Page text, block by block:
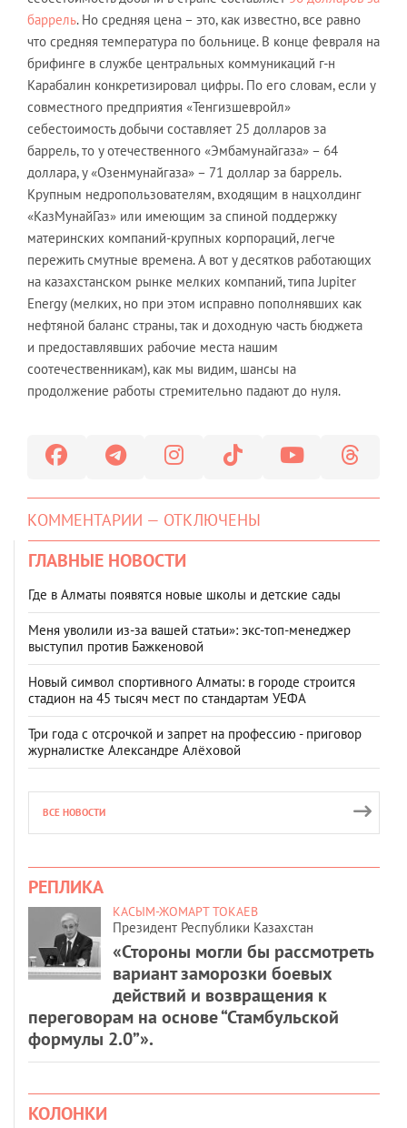
баррель. Но средняя цена – это, как известно, все равно
что средняя температура по больнице. В конце февраля на
брифинге в службе центральных коммуникаций г-н
Карабалин конкретизировал цифры. По его словам, если у
совместного предприятия «Тенгизшевройл»
себестоимость добычи составляет 25 долларов за
баррель, то у отечественного «Эмбамунайгаза» – 64
доллара, у «Озенмунайгаза» – 71 доллар за баррель.
Крупным недропользователям, входящим в нацхолдинг
«КазМунайГаз» или имеющим за спиной поддержку
материнских компаний-крупных корпораций, легче
пережить смутные времена. А вот у десятков работающих
на казахстанском рынке мелких компаний, типа Jupiter
Energy (мелких, но при этом исправно пополнявших как
нефтяной баланс страны, так и доходную часть бюджета
и предоставлявших рабочие места нашим
соотечественникам), как мы видим, шансы на
продолжение работы стремительно падают до нуля.
КОММЕНТАРИИ — ОТКЛЮЧЕНЫ
ГЛАВНЫЕ НОВОСТИ
Где в Алматы появятся новые школы и детские сады
Меня уволили из-за вашей статьи»: экс-топ-менеджер
выступил против Бажкеновой
Новый символ спортивного Алматы: в городе строится
стадион на 45 тысяч мест по стандартам УЕФА
Три года с отсрочкой и запрет на профессию - приговор
журналистке Александре Алёховой
ВСЕ НОВОСТИ
РЕПЛИКА
КАСЫМ-ЖОМАРТ ТОКАЕВ
Президент Республики Казахстан
«Стороны могли бы рассмотреть
вариант заморозки боевых
действий и возвращения к
переговорам на основе “Стамбульской
формулы 2.0”».
КОЛОНКИ